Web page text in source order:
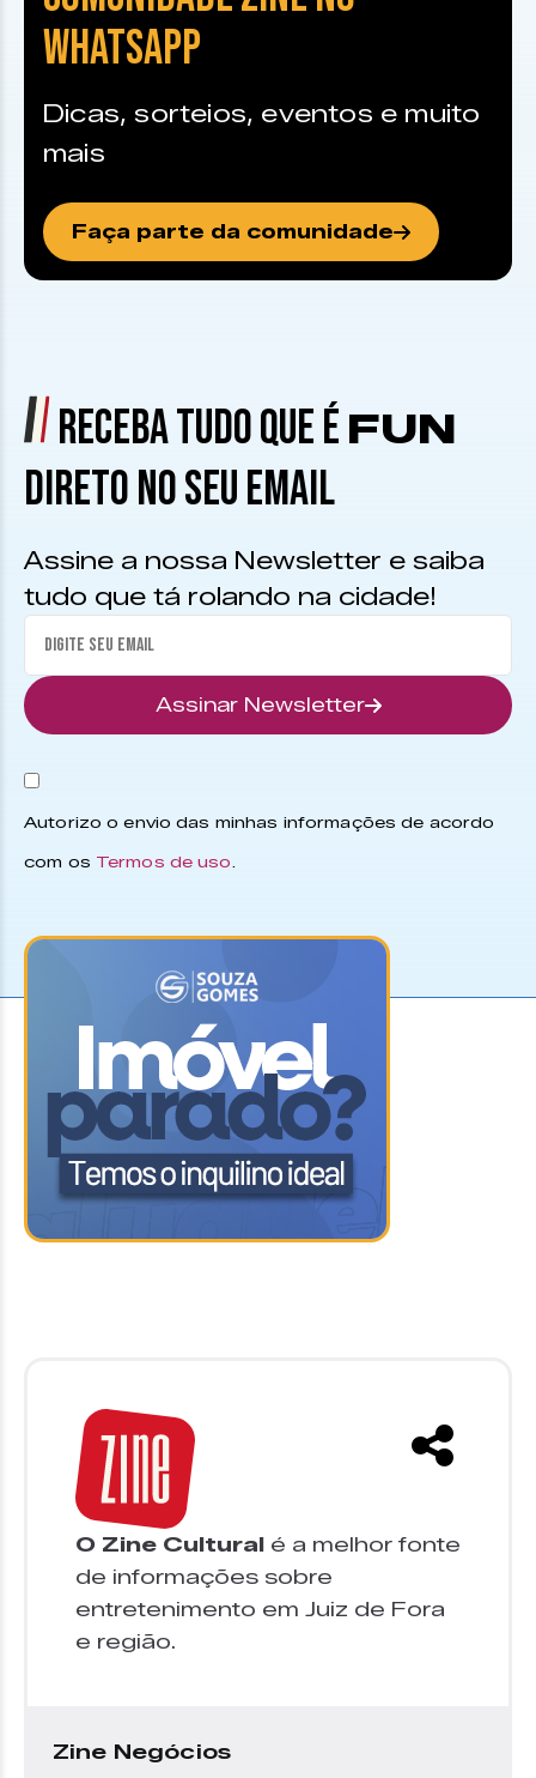
WHATSAPP
Dicas, sorteios, eventos e muito
mais
Faça parte da comunidade
RECEBA TUDO QUE É FUN
DIRETO NO SEU EMAIL
Assine a nossa Newsletter e saiba
tudo que tá rolando na cidade!
Assinar Newsletter
Autorizo o envio das minhas informações de acordo
com os Termos de uso.
O Zine Cultural é a melhor fonte
de informações sobre
entretenimento em Juiz de Fora
e região.
Zine Negócios